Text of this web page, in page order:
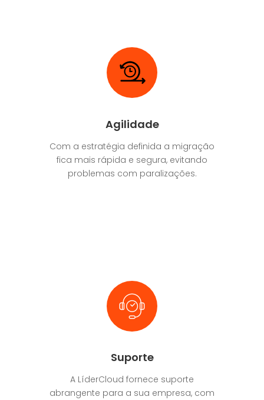
Agilidade
Com a estratégia definida a migração
fica mais rápida e segura, evitando
problemas com paralizações.
Suporte
A LíderCloud fornece suporte
abrangente para a sua empresa, com